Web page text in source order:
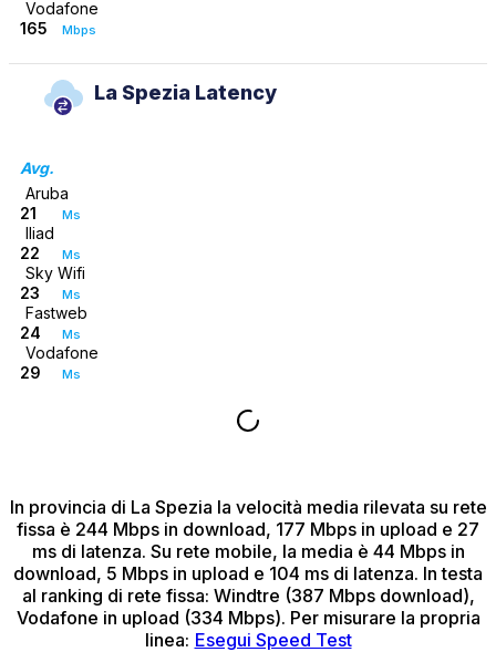
Vodafone
165
Mbps
La Spezia Latency
Avg.
Aruba
21
Ms
Iliad
22
Ms
Sky Wifi
23
Ms
Fastweb
24
Ms
Vodafone
29
Ms
In provincia di La Spezia la velocità media rilevata su rete
fissa è 244 Mbps in download, 177 Mbps in upload e 27
ms di latenza. Su rete mobile, la media è 44 Mbps in
download, 5 Mbps in upload e 104 ms di latenza. In testa
al ranking di rete fissa: Windtre (387 Mbps download),
Vodafone in upload (334 Mbps). Per misurare la propria
linea: Esegui Speed Test